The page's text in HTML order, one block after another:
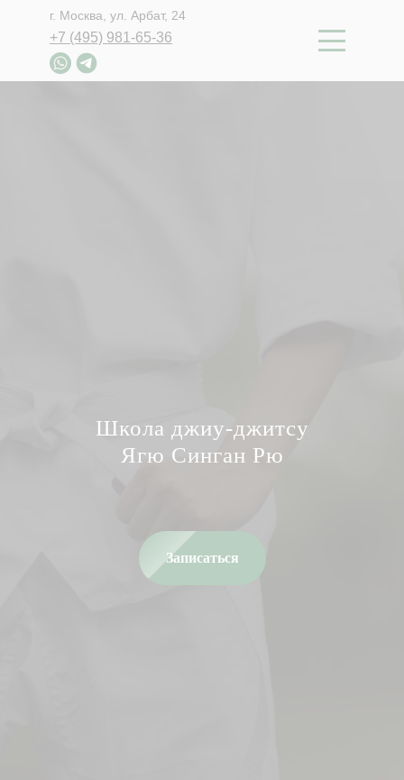
г. Москва, ул. Арбат, 24
+7 (495) 981-65-36
Школа джиу-джитсу
Ягю Синган Рю
Записаться